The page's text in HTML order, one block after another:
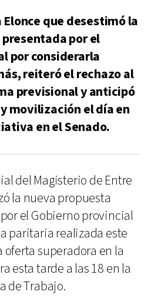
Elonce que desestimó la
por el
por considerarla
reiteró el rechazo al
previsional y anticipó
movilización el día en
en el Senado.
del Magisterio de Entre
la nueva propuesta
el Gobierno provincial
paritaria realizada este
oferta superadora en la
esta tarde a las 18 en la
de Trabajo.